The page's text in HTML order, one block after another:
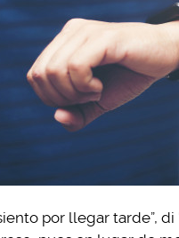
por llegar tarde”,